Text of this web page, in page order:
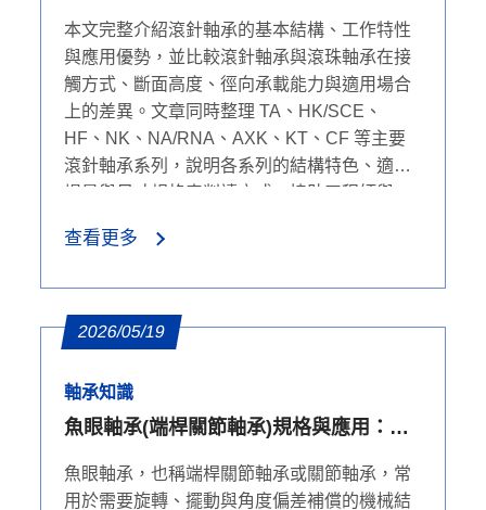
本文完整介紹滾針軸承的基本結構、工作特性
與應用優勢，並比較滾針軸承與滾珠軸承在接
觸方式、斷面高度、徑向承載能力與適用場合
上的差異。文章同時整理 TA、HK/SCE、
HF、NK、NA/RNA、AXK、KT、CF 等主要
滾針軸承系列，說明各系列的結構特色、適用
場景與尺寸規格表判讀方式，協助工程師與
查看更多
2026/05/19
軸承知識
魚眼軸承(端桿關節軸承)規格與應用：型
魚眼軸承，也稱端桿關節軸承或關節軸承，常
用於需要旋轉、擺動與角度偏差補償的機械結